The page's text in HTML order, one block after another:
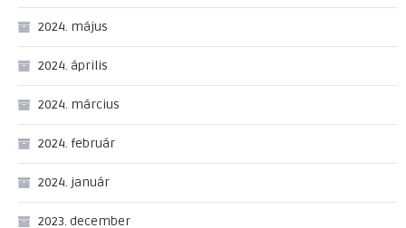
2024. május
2024. április
2024. március
2024. február
2024. január
2023. december